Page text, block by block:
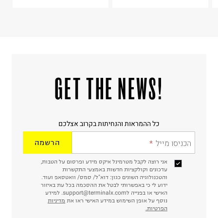
!GET THE NEWS
כל ההמראות והנחיתות בקרוב אצלכם
הכניסו מייל הרשמה
אני רוצה לקבל מטרמינל איקס מידע ופרסום על הטבות,
עדכונים וקולקציות חדשות באמצעי התקשרות
והטכנולוגיה השונים כגון: דוא"ל/ סמס/ וואטסאפ ועוד.
ידוע לי כי באפשרותי לבטל את ההסכמה בכל עת באיזור
האישי או בפנייה לsupport@terminalx.com. למידע
נוסף על אופן השימוש במידע האישי ראו את מדיניות
הפרטיות.